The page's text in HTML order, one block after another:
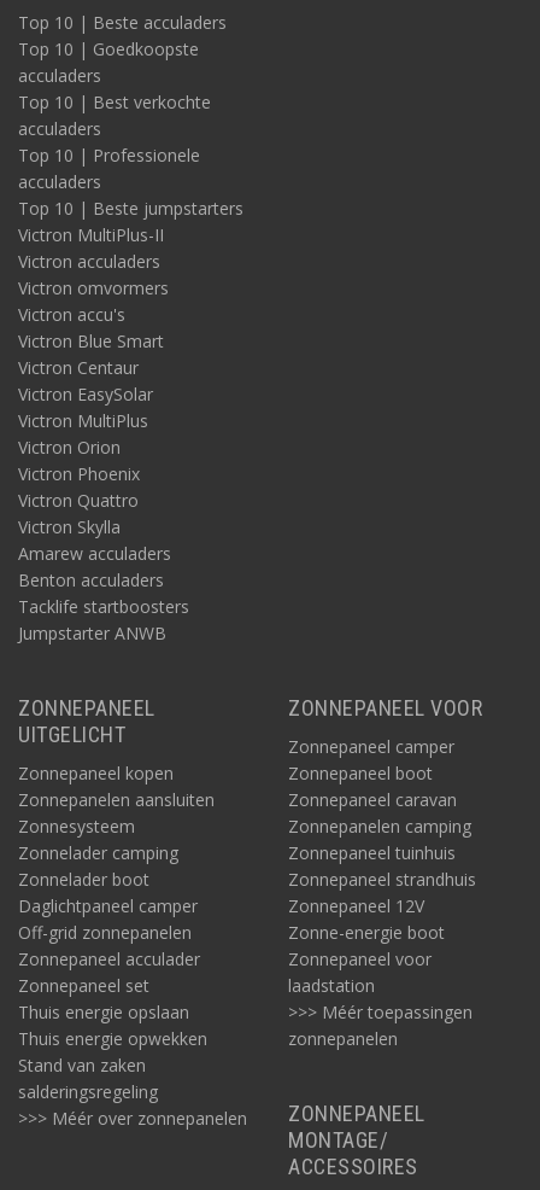
Top 10 | Beste acculaders
Top 10 | Goedkoopste
acculaders
Top 10 | Best verkochte
acculaders
Top 10 | Professionele
acculaders
Top 10 | Beste jumpstarters
Victron MultiPlus-II
Victron acculaders
Victron omvormers
Victron accu's
Victron Blue Smart
Victron Centaur
Victron EasySolar
Victron MultiPlus
Victron Orion
Victron Phoenix
Victron Quattro
Victron Skylla
Amarew acculaders
Benton acculaders
Tacklife startboosters
Jumpstarter ANWB
ZONNEPANEEL
UITGELICHT
Zonnepaneel kopen
Zonnepanelen aansluiten
Zonnesysteem
Zonnelader camping
Zonnelader boot
Daglichtpaneel camper
Off-grid zonnepanelen
Zonnepaneel acculader
Zonnepaneel set
Thuis energie opslaan
Thuis energie opwekken
Stand van zaken
salderingsregeling
>>> Méér over zonnepanelen
ZONNEPANEEL VOOR
Zonnepaneel camper
Zonnepaneel boot
Zonnepaneel caravan
Zonnepanelen camping
Zonnepaneel tuinhuis
Zonnepaneel strandhuis
Zonnepaneel 12V
Zonne-energie boot
Zonnepaneel voor
laadstation
>>> Méér toepassingen
zonnepanelen
ZONNEPANEEL
MONTAGE/
ACCESSOIRES